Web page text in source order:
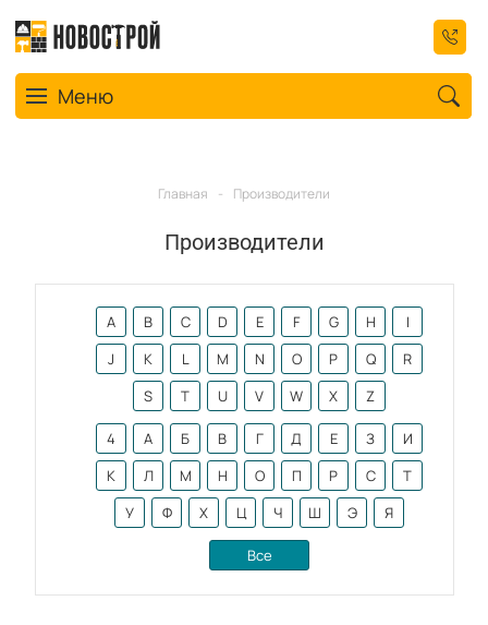
Toggle navigation
Меню
Главная - Производители
Производители
A B C D E F G H
I
J
K L M N O P Q
R
S
T U V W X Z
4 А Б В Г Д Е З
И
К
Л М Н О П Р С
Т
У
Ф Х Ц Ч Ш Э Я
Все